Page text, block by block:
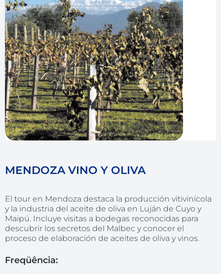
MENDOZA VINO Y OLIVA
El tour en Mendoza destaca la producción vitivinícola
y la industria del aceite de oliva en Luján de Cuyo y
Maipú. Incluye visitas a bodegas reconocidas para
descubrir los secretos del Malbec y conocer el
proceso de elaboración de aceites de oliva y vinos.
Freqüência: